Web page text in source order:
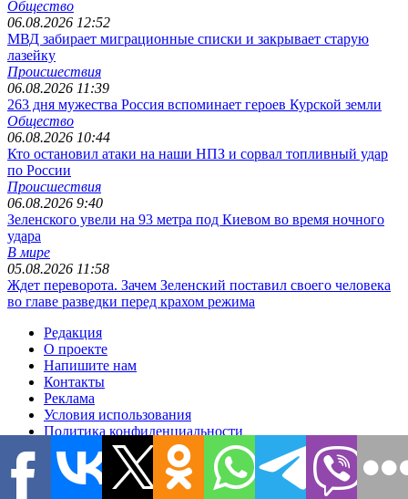
Общество
06.08.2026 12:52
МВД забирает миграционные списки и закрывает старую
лазейку
Происшествия
06.08.2026 11:39
263 дня мужества Россия вспоминает героев Курской земли
Общество
06.08.2026 10:44
Кто остановил атаки на наши НПЗ и сорвал топливный удар
по России
Происшествия
06.08.2026 9:40
Зеленского увели на 93 метра под Киевом во время ночного
удара
В мире
05.08.2026 11:58
Ждет переворота. Зачем Зеленский поставил своего человека
во главе разведки перед крахом режима
Редакция
О проекте
Напишите нам
Контакты
Реклама
Условия использования
Политика конфиденциальности
Размещение материалов
Редакционная политика
Соглашение для авторов